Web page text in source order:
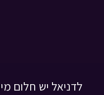
לדניאל יש חלום